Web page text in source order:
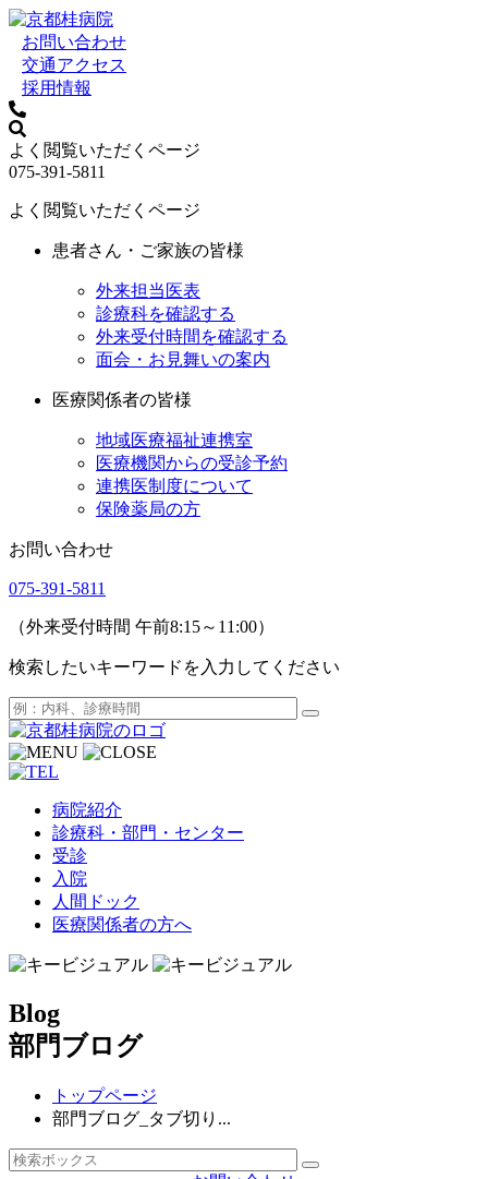
お問い合わせ
交通アクセス
採用情報
よく閲覧いただくページ
075-391-5811
よく閲覧いただくページ
患者さん・ご家族の皆様
外来担当医表
診療科を確認する
外来受付時間を確認する
面会・お見舞いの案内
医療関係者の皆様
地域医療福祉連携室
医療機関からの受診予約
連携医制度について
保険薬局の方
お問い合わせ
075-391-5811
（外来受付時間 午前8:15～11:00）
検索したいキーワードを入力してください
病院紹介
診療科・部門・センター
受診
入院
人間ドック
医療関係者の方へ
Blog
部門ブログ
トップページ
部門ブログ_タブ切り...